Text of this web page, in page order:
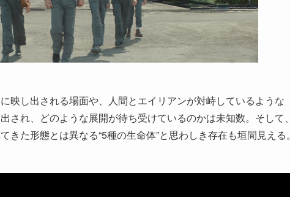
映し出される場面や、人間とエイリアンが対峙しているような
され、どのような展開が待ち受けているのかは未知数。そして、
た形態とは異なる“5種の生命体”と思わしき存在も垣間見える。